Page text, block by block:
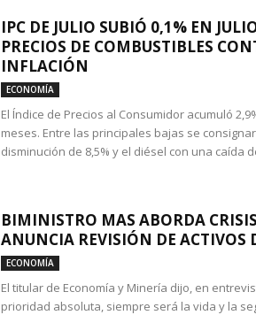
IPC DE JULIO SUBIÓ 0,1% EN
PRECIOS DE COMBUSTIBLES
INFLACIÓN
ECONOMÍA
El Índice de Precios al Consumidor acumuló
meses. Entre las principales bajas se
disminución de 8,5% y el diésel con una caída
BIMINISTRO MAS ABORDA
ANUNCIA REVISIÓN DE ACTIVOS
ECONOMÍA
El titular de Economía y Minería dijo, en
prioridad absoluta, siempre será la vida y la